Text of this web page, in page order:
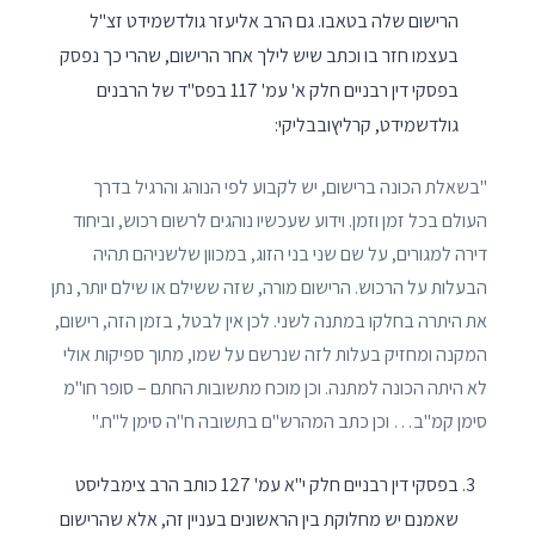
הרישום שלה בטאבו. גם הרב אליעזר גולדשמידט זצ"ל
בעצמו חזר בו וכתב שיש לילך אחר הרישום, שהרי כך נפסק
בפסקי דין רבניים חלק א' עמ' 117 בפס"ד של הרבנים
גולדשמידט, קרליץובבליקי:
"בשאלת הכונה ברישום, יש לקבוע לפי הנוהג והרגיל בדרך
העולם בכל זמן וזמן. וידוע שעכשיו נוהגים לרשום רכוש, וביחוד
דירה למגורים, על שם שני בני הזוג, במכוון שלשניהם תהיה
הבעלות על הרכוש. הרישום מורה, שזה ששילם או שילם יותר, נתן
את היתרה בחלקו במתנה לשני. לכן אין לבטל, בזמן הזה, רישום,
המקנה ומחזיק בעלות לזה שנרשם על שמו, מתוך ספיקות אולי
לא היתה הכונה למתנה. וכן מוכח מתשובות החתם – סופר חו"מ
סימן קמ"ב… וכן כתב המהרש"ם בתשובה ח"ה סימן ל"ח."
בפסקי דין רבניים חלק י"א עמ' 127 כותב הרב צימבליסט
שאמנם יש מחלוקת בין הראשונים בעניין זה, אלא שהרישום